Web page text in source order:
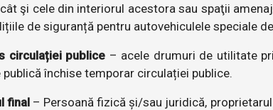
şi cele din interiorul acestora sau spaţii
de siguranță pentru autovehiculele speciale
circulației publice – acele drumuri de utilitate
închise temporar circulației publice.
final – Persoană fizică și/sau juridică,